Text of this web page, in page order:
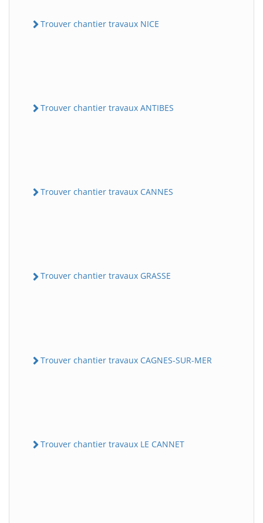
Trouver chantier travaux NICE
Trouver chantier travaux ANTIBES
Trouver chantier travaux CANNES
Trouver chantier travaux GRASSE
Trouver chantier travaux CAGNES-SUR-MER
Trouver chantier travaux LE CANNET